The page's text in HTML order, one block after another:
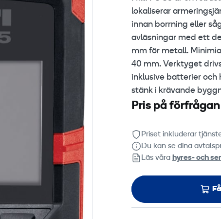
lokaliserar
innan borrning eller
avläsningar med ett
mm för metall.
40 mm. Verktyget
inklusive batterier och
stänk i krävande
Pris på förfrågan
Priset inkluderar
Du kan se dina
Läs våra hyres‑ och